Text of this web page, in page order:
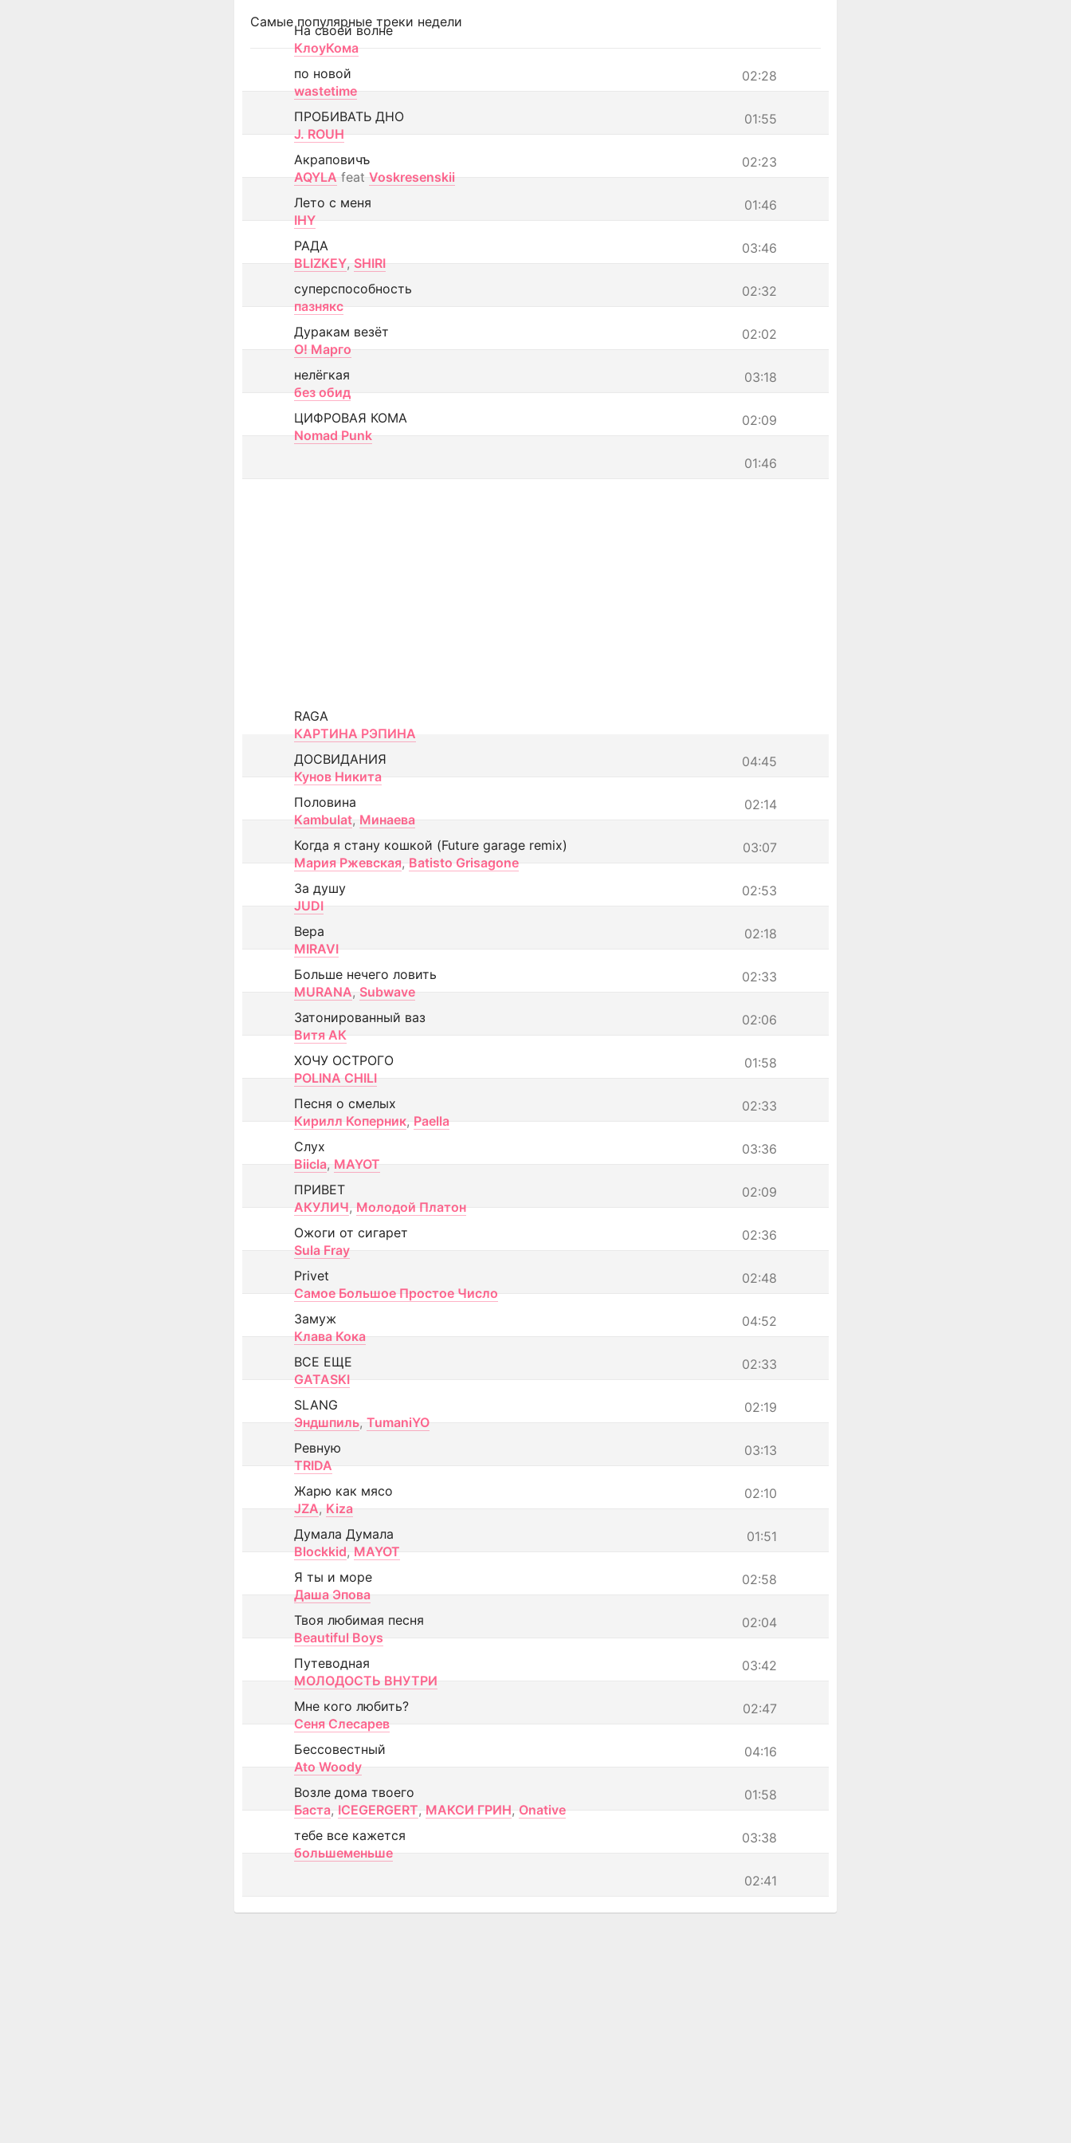
Самые популярные треки недели
На своей волне
КлоуКома
02:28
по новой
wastetime
01:55
ПРОБИВАТЬ ДНО
J. ROUH
02:23
Акраповичъ
AQYLA feat Voskresenskii
01:46
Лето с меня
IHY
03:46
РАДА
BLIZKEY, SHIRI
02:32
суперспособность
пазнякс
02:02
Дуракам везёт
О! Марго
03:18
нелёгкая
без обид
02:09
ЦИФРОВАЯ КОМА
Nomad Punk
01:46
RAGA
КАРТИНА РЭПИНА
04:45
ДОСВИДАНИЯ
Кунов Никита
02:14
Половина
Kambulat, Минаева
03:07
Когда я стану кошкой (Future garage remix)
Мария Ржевская, Batisto Grisagone
02:53
За душу
JUDI
02:18
Вера
MIRAVI
02:33
Больше нечего ловить
MURANA, Subwave
02:06
Затонированный ваз
Витя АК
01:58
ХОЧУ ОСТРОГО
POLINA CHILI
02:33
Песня о смелых
Кирилл Коперник, Paella
03:36
Слух
Biicla, MAYOT
02:09
ПРИВЕТ
АКУЛИЧ, Молодой Платон
02:36
Ожоги от сигарет
Sula Fray
02:48
Privet
Самое Большое Простое Число
04:52
Замуж
Клава Кока
02:33
ВСЕ ЕЩЕ
GATASKI
02:19
SLANG
Эндшпиль, TumaniYO
03:13
Ревную
TRIDA
02:10
Жарю как мясо
JZA, Kiza
01:51
Думала Думала
Blockkid, MAYOT
02:58
Я ты и море
Даша Эпова
02:04
Твоя любимая песня
Beautiful Boys
03:42
Путеводная
МОЛОДОСТЬ ВНУТРИ
02:47
Мне кого любить?
Сеня Слесарев
04:16
Бессовестный
Ato Woody
01:58
Возле дома твоего
Баста, ICEGERGERT, МАКСИ ГРИН, Onative
03:38
тебе все кажется
большеменьше
02:41